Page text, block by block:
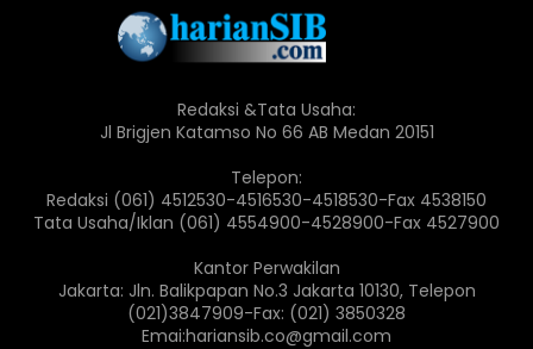
Redaksi &Tata Usaha:
Jl Brigjen Katamso No 66 AB Medan 20151
Telepon:
Redaksi (061) 4512530-4516530-4518530-Fax 4538150
Tata Usaha/Iklan (061) 4554900-4528900-Fax 4527900
Kantor Perwakilan
Jakarta: Jln. Balikpapan No.3 Jakarta 10130, Telepon
(021)3847909-Fax: (021) 3850328
Emai:hariansib.co@gmail.com